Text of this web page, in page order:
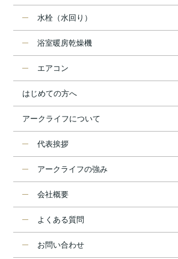
水栓（水回り）
浴室暖房乾燥機
エアコン
はじめての方へ
アークライフについて
代表挨拶
アークライフの強み
会社概要
よくある質問
お問い合わせ